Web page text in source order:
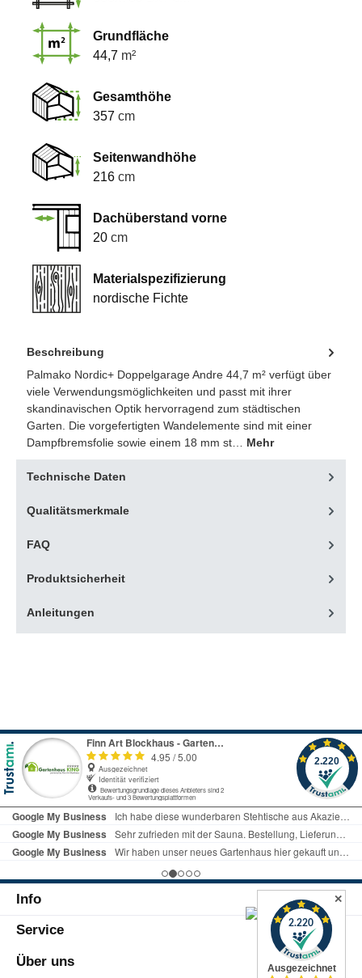
Grundfläche
44,7 m²
Gesamthöhe
357 cm
Seitenwandhöhe
216 cm
Dachüberstand vorne
20 cm
Materialspezifizierung
nordische Fichte
Beschreibung
Palmako Nordic+ Doppelgarage Andre 44,7 m² verfügt über
viele Verwendungsmöglichkeiten und passt mit ihrer
skandinavischen Optik hervorragend zum städtischen
Garten. Die vorgefertigten Wandelemente sind mit einer
Dampfbremsfolie sowie einem 18 mm st… Mehr
Technische Daten
Qualitätsmerkmale
FAQ
Produktsicherheit
Anleitungen
Info
Service
Über uns
✕